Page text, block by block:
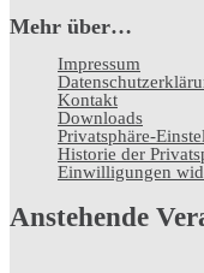
Mehr über…
Impressum
Kontakt
Downloads
Privatsphäre-
Historie der
Einwilligungen
Anstehende